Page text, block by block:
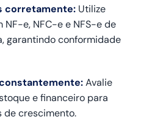
corretamente: Utilize
NF-e, NFC-e e NFS-e de
garantindo conformidade
Avalie
e financeiro para
de crescimento.